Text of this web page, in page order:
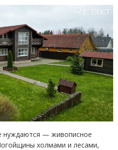
нуждаются — живописное
холмами и лесами,